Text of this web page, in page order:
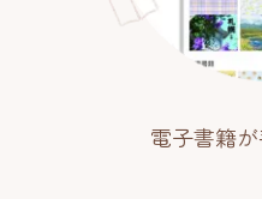
電子書籍